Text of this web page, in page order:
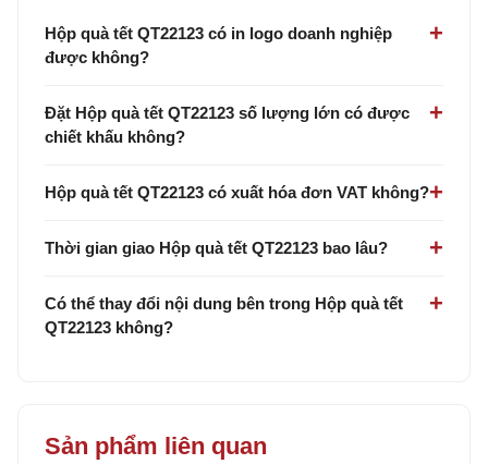
Hộp quà tết QT22123 có in logo doanh nghiệp
được không?
Đặt Hộp quà tết QT22123 số lượng lớn có được
chiết khấu không?
Hộp quà tết QT22123 có xuất hóa đơn VAT không?
Thời gian giao Hộp quà tết QT22123 bao lâu?
Có thể thay đổi nội dung bên trong Hộp quà tết
QT22123 không?
Sản phẩm liên quan